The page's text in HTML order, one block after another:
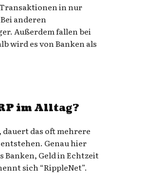
Transaktionen in nur
anderen
Außerdem fallen bei
wird es von Banken als
im Alltag?
dauert das oft mehrere
Genau hier
Banken, Geld in Echtzeit
sich “RippleNet”.